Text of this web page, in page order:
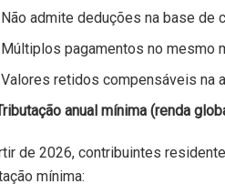
Não admite deduções na base de
Múltiplos pagamentos no mesmo
Valores retidos compensáveis na
anual mínima (renda
de 2026, contribuintes
mínima: